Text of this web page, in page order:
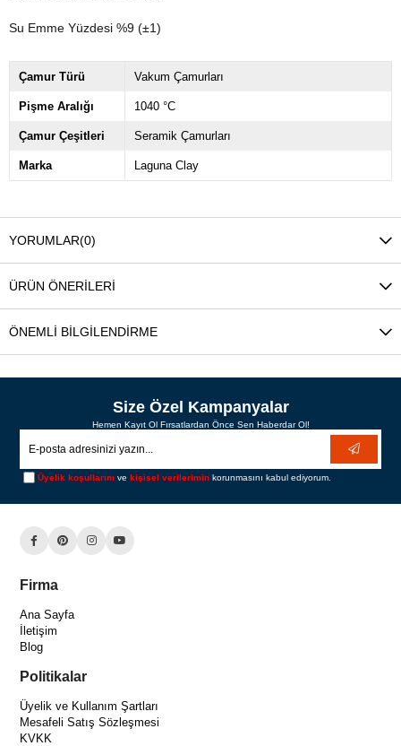
Su Emme Yüzdesi %9 (±1)
Çamur Türü Vakum Çamurları
Pişme Aralığı 1040 °C
Çamur Çeşitleri Seramik Çamurları
Marka Laguna Clay
YORUMLAR(0)
ÜRÜN ÖNERILERI
ÖNEMLI BILGILENDIRME
Size Özel Kampanyalar
Hemen Kayıt Ol Fırsatlardan Önce Sen Haberdar Ol!
Üyelik koşullarını vekişisel verilerimin korunmasını kabul ediyorum.
Firma
Ana Sayfa
İletişim
Blog
Politikalar
Üyelik ve Kullanım Şartları
Mesafeli Satış Sözleşmesi
KVKK